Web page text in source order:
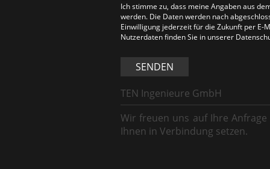
Ich stimme zu, dass meine Angaben aus
werden. Die Daten werden nach
Einwilligung jederzeit für die Zukunft per
Nutzerdaten finden Sie in unserer
SENDEN
TEN Ingenieure GmbH
Wir freuen uns auf Ihre
Ihnen in Verbindung setzen.